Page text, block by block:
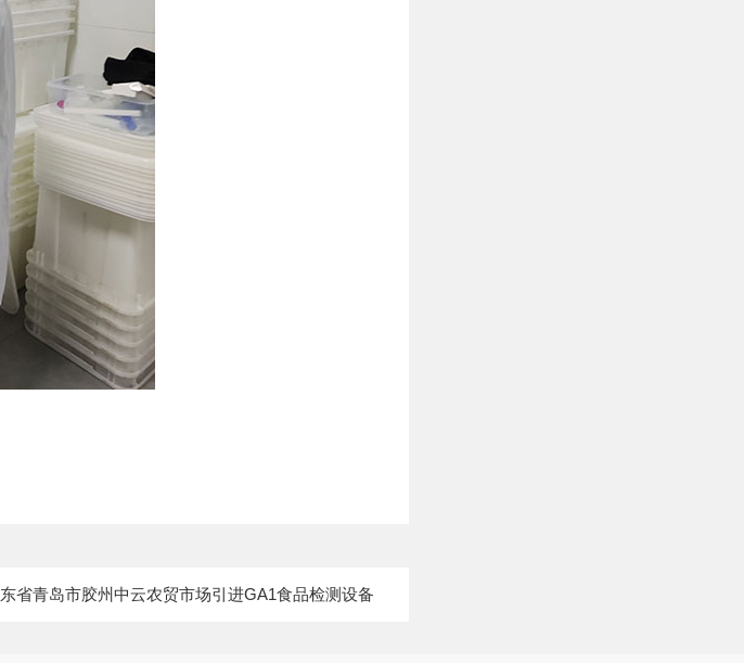
省青岛市胶州中云农贸市场引进GA1食品检测设备